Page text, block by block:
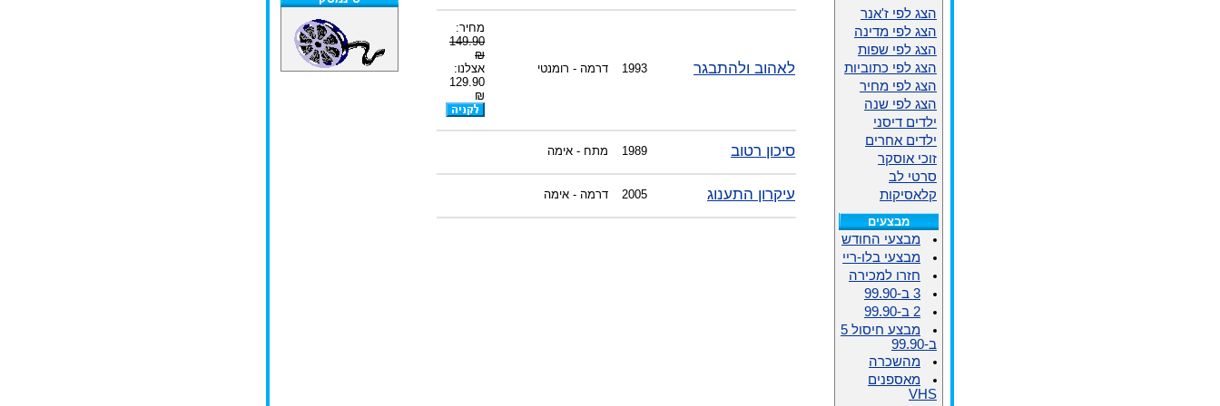
לאהוב ולהתבגר 1993 דרמה - רומנטי
מחיר:
149.90
₪
אצלנו:
129.90
₪
סיכון רטוב 1989 מתח - אימה
עיקרון התענוג 2005 דרמה - אימה
הצג לפי ז'אנר
הצג לפי מדינה
הצג לפי שפות
הצג לפי כתוביות
הצג לפי מחיר
הצג לפי שנה
ילדים דיסני
ילדים אחרים
זוכי אוסקר
סרטי לב
קלאסיקות
מבצעים
מבצעי החודש
מבצעי בלו-ריי
חזרו למכירה
3 ב-99.90
2 ב-99.90
מבצע חיסול 5
ב-99.90
מהשכרה
מאספנים
VHS